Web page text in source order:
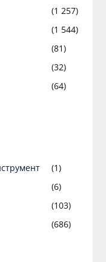
(1 257)
(1 544)
(81)
(32)
(64)
(1)
(6)
(103)
(686)